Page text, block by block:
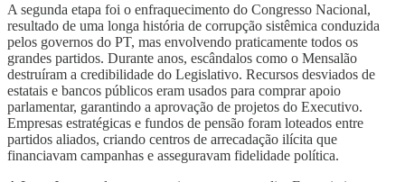
A segunda etapa foi o enfraquecimento do Congresso Nacional,
resultado de uma longa história de corrupção sistêmica conduzida
pelos governos do PT, mas envolvendo praticamente todos os
grandes partidos. Durante anos, escândalos como o Mensalão
destruíram a credibilidade do Legislativo. Recursos desviados de
estatais e bancos públicos eram usados para comprar apoio
parlamentar, garantindo a aprovação de projetos do Executivo.
Empresas estratégicas e fundos de pensão foram loteados entre
partidos aliados, criando centros de arrecadação ilícita que
financiavam campanhas e asseguravam fidelidade política.